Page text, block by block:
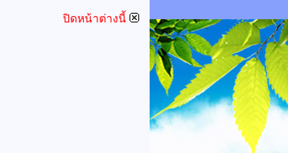
ปิดหน้าต่างนี้